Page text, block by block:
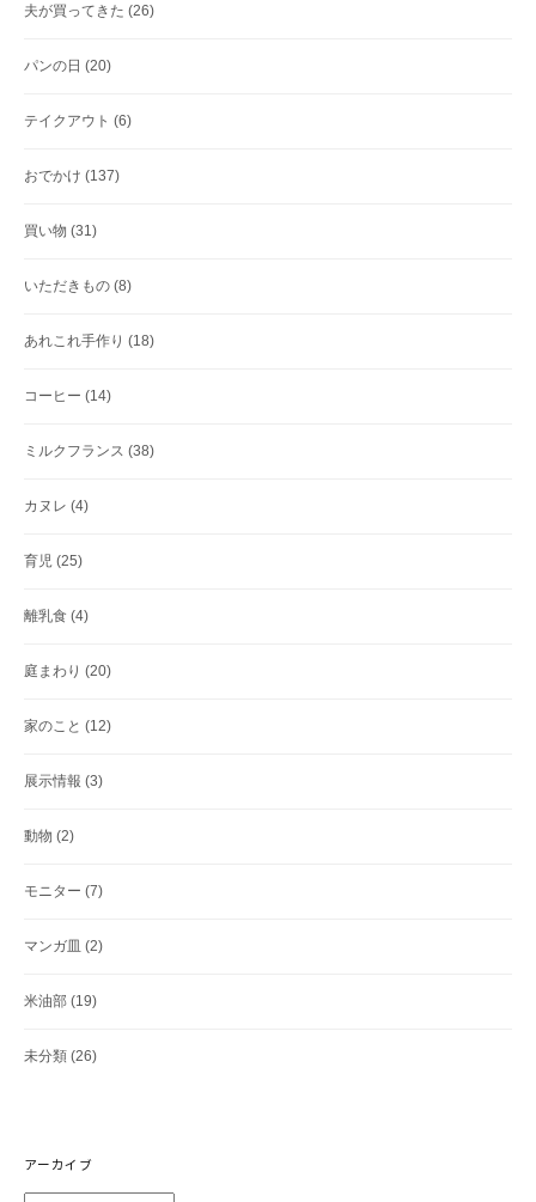
夫が買ってきた (26)
パンの日 (20)
テイクアウト (6)
おでかけ (137)
買い物 (31)
いただきもの (8)
あれこれ手作り (18)
コーヒー (14)
ミルクフランス (38)
カヌレ (4)
育児 (25)
離乳食 (4)
庭まわり (20)
家のこと (12)
展示情報 (3)
動物 (2)
モニター (7)
マンガ皿 (2)
米油部 (19)
未分類 (26)
アーカイブ